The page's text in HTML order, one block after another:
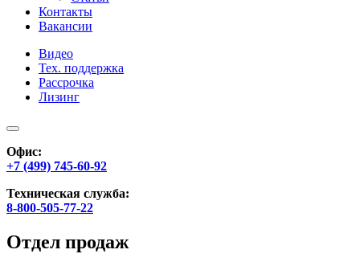
Контакты
Вакансии
Видео
Тех. поддержка
Рассрочка
Лизинг
Офис:
+7 (499) 745-60-92
Техническая служба:
8-800-505-77-22
Отдел продаж